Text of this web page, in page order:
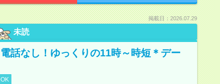
掲載日：2026.07.29
未読
話なし！ゆっくりの11時～時短＊デー